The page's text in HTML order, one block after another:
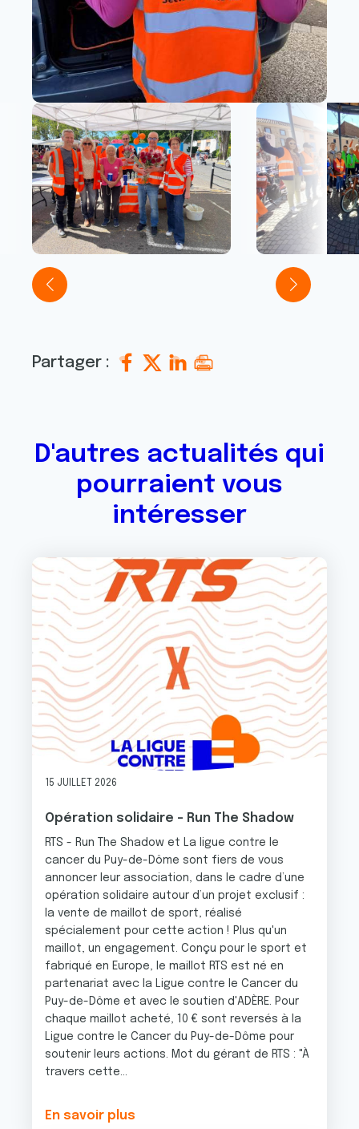
Partager :
D'autres actualités qui
pourraient vous
intéresser
Image
15 JUILLET 2026
Opération solidaire - Run The Shadow
RTS - Run The Shadow et La ligue contre le
cancer du Puy-de-Dôme sont fiers de vous
annoncer leur association, dans le cadre d’une
opération solidaire autour d’un projet exclusif :
la vente de maillot de sport, réalisé
spécialement pour cette action ! Plus qu'un
maillot, un engagement. Conçu pour le sport et
fabriqué en Europe, le maillot RTS est né en
partenariat avec la Ligue contre le Cancer du
Puy-de-Dôme et avec le soutien d'ADÈRE. Pour
chaque maillot acheté, 10 € sont reversés à la
Ligue contre le Cancer du Puy-de-Dôme pour
soutenir leurs actions. Mot du gérant de RTS : "À
travers cette...
En savoir plus